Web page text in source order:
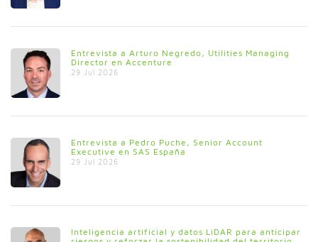
Entrevista a Arturo Negredo, Utilities Managing
Director en Accenture
29 Jul 2026
Entrevista a Pedro Puche, Senior Account
Executive en SAS España
29 Jul 2026
Inteligencia artificial y datos LiDAR para anticipar